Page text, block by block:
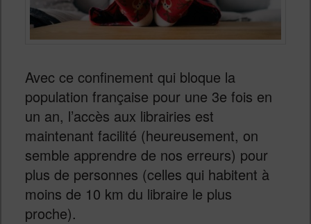
Avec ce confinement qui bloque la
population française pour une 3e fois en
un an, l’accès aux librairies est
maintenant facilité (heureusement, on
semble apprendre de nos erreurs) pour
plus de personnes (celles qui habitent à
moins de 10 km du libraire le plus
proche).